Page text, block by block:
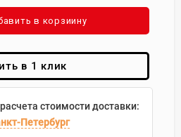
в корзиину
в 1 клик
стоимости доставки:
Петербург